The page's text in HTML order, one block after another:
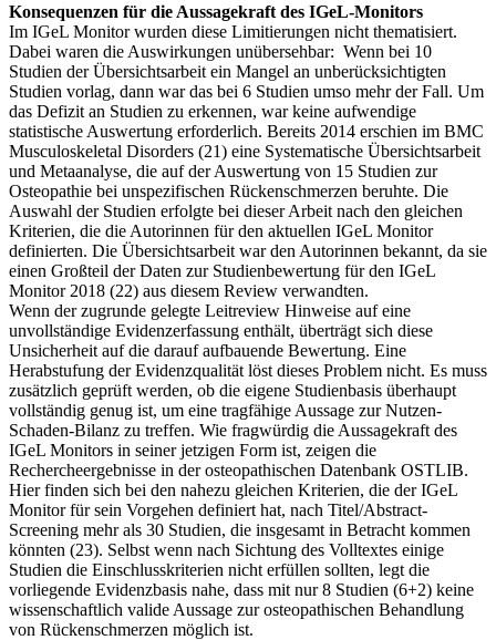
Konsequenzen für die Aussagekraft des IGeL-Monitors
Im IGeL Monitor wurden diese Limitierungen nicht thematisiert.
Dabei waren die Auswirkungen unübersehbar: Wenn bei 10
Studien der Übersichtsarbeit ein Mangel an unberücksichtigten
Studien vorlag, dann war das bei 6 Studien umso mehr der Fall. Um
das Defizit an Studien zu erkennen, war keine aufwendige
statistische Auswertung erforderlich. Bereits 2014 erschien im BMC
Musculoskeletal Disorders (21) eine Systematische Übersichtsarbeit
und Metaanalyse, die auf der Auswertung von 15 Studien zur
Osteopathie bei unspezifischen Rückenschmerzen beruhte. Die
Auswahl der Studien erfolgte bei dieser Arbeit nach den gleichen
Kriterien, die die Autorinnen für den aktuellen IGeL Monitor
definierten. Die Übersichtsarbeit war den Autorinnen bekannt, da sie
einen Großteil der Daten zur Studienbewertung für den IGeL
Monitor 2018 (22) aus diesem Review verwandten.
Wenn der zugrunde gelegte Leitreview Hinweise auf eine
unvollständige Evidenzerfassung enthält, überträgt sich diese
Unsicherheit auf die darauf aufbauende Bewertung. Eine
Herabstufung der Evidenzqualität löst dieses Problem nicht. Es muss
zusätzlich geprüft werden, ob die eigene Studienbasis überhaupt
vollständig genug ist, um eine tragfähige Aussage zur Nutzen-
Schaden-Bilanz zu treffen. Wie fragwürdig die Aussagekraft des
IGeL Monitors in seiner jetzigen Form ist, zeigen die
Rechercheergebnisse in der osteopathischen Datenbank OSTLIB.
Hier finden sich bei den nahezu gleichen Kriterien, die der IGeL
Monitor für sein Vorgehen definiert hat, nach Titel/Abstract-
Screening mehr als 30 Studien, die insgesamt in Betracht kommen
könnten (23). Selbst wenn nach Sichtung des Volltextes einige
Studien die Einschlusskriterien nicht erfüllen sollten, legt die
vorliegende Evidenzbasis nahe, dass mit nur 8 Studien (6+2) keine
wissenschaftlich valide Aussage zur osteopathischen Behandlung
von Rückenschmerzen möglich ist.